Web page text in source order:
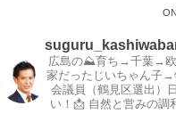
広島の⛰育ち→千葉→
家だったじいちゃん
会議員（鶴見区選出）
い！📩 自然と営みの調